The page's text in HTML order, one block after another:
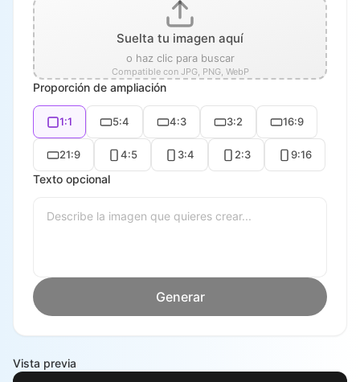
Suelta tu imagen aquí
o haz clic para buscar
Compatible con JPG, PNG, WebP
Proporción de ampliación
1:1 5:4 4:3 3:2 16:9
21:9 4:5 3:4 2:3 9:16
Texto opcional
Generar
Vista previa